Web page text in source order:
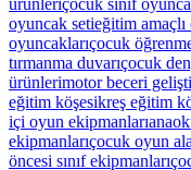
oyuncak setieğitim
oyuncaklarıçocuk
tırmanma duvarıçocuk
ürünlerimotor beceri
eğitim köşesikreş eğitim
içi oyun ekipmanları
ekipmanlarıçocuk oyun
öncesi sınıf ekipmanları